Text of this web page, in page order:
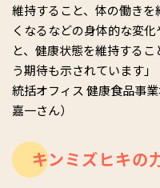
維持すること、体の働き
くなるなどの身体的な変
と、健康状態を維持する
う期待も示されています
統括オフィス 健康食品事
嘉一さん）
キンミズヒキの